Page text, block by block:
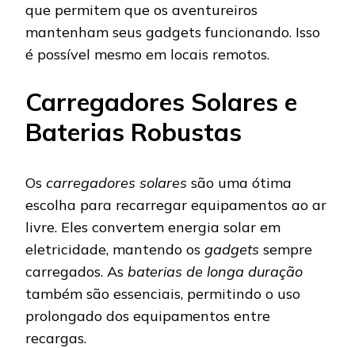
que permitem que os aventureiros
mantenham seus gadgets funcionando. Isso
é possível mesmo em locais remotos.
Carregadores Solares e
Baterias Robustas
Os carregadores solares são uma ótima
escolha para recarregar equipamentos ao ar
livre. Eles convertem energia solar em
eletricidade, mantendo os gadgets sempre
carregados. As baterias de longa duração
também são essenciais, permitindo o uso
prolongado dos equipamentos entre
recargas.